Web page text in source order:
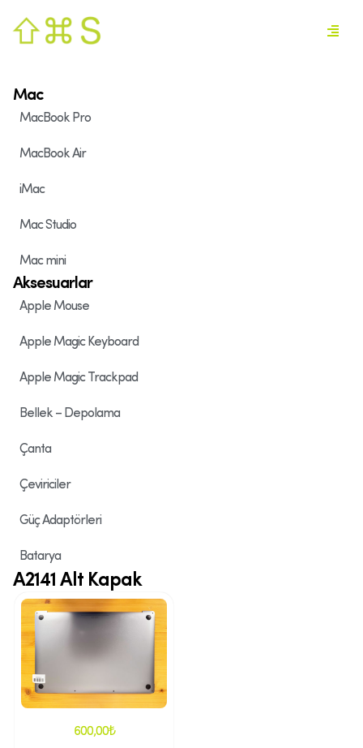
Mac
MacBook Pro
MacBook Air
iMac
Mac Studio
Mac mini
Aksesuarlar
Apple Mouse
Apple Magic Keyboard
Apple Magic Trackpad
Bellek – Depolama
Çanta
Çeviriciler
Güç Adaptörleri
Batarya
A2141 Alt Kapak
600,00₺